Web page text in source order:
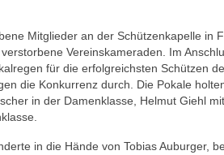
Mitglieder an der Schützenkapelle in
Vereinskameraden. Im
für die erfolgreichsten Schützen
die Konkurrenz durch. Die Pokale
in der Damenklasse, Helmut Giehl
in die Hände von Tobias Auburger,